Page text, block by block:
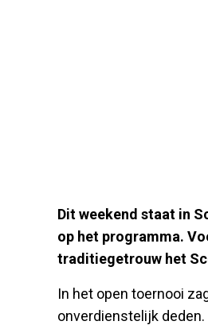
Dit weekend staat in
op het programma.
traditiegetrouw het
In het open toernooi
onverdienstelijk